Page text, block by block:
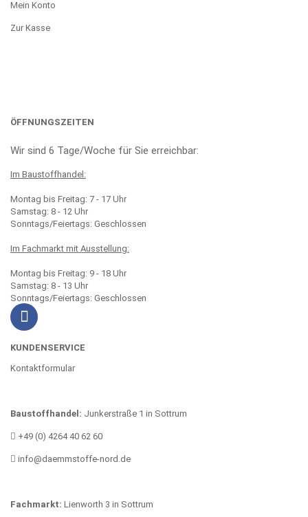
Mein Konto
Zur Kasse
ÖFFNUNGSZEITEN
Wir sind 6 Tage/Woche für Sie erreichbar:
Im Baustoffhandel:
Montag bis Freitag: 7 - 17 Uhr
Samstag: 8 - 12 Uhr
Sonntags/Feiertags: Geschlossen
Im Fachmarkt mit Ausstellung:
Montag bis Freitag: 9 - 18 Uhr
Samstag: 8 - 13 Uhr
Sonntags/Feiertags: Geschlossen
KUNDENSERVICE
Kontaktformular
Baustoffhandel: Junkerstraße 1 in Sottrum
+49 (0) 4264 40 62 60
info@daemmstoffe-nord.de
Fachmarkt: Lienworth 3 in Sottrum